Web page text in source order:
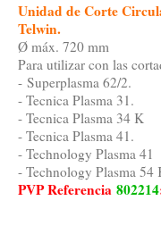
Unidad de Corte
Telwin.
Ø máx. 720 mm
Para utilizar con las
- Superplasma 62/2.
- Tecnica Plasma 31.
- Tecnica Plasma 34 K
- Tecnica Plasma 41.
- Technology Plasma 41
- Technology Plasma 54
PVP Referencia 802214